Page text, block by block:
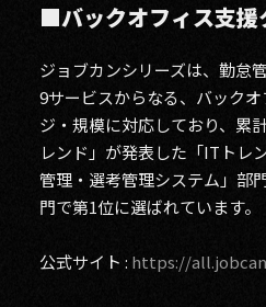
■バックオフィス支援
ジョブカンシリーズは、勤怠
9サービスからなる、バック
ジ・規模に対応しており、累
レンド」が発表した「ITトレ
管理・選考管理システム」部
門で第1位に選ばれています。
公式サイト : https://